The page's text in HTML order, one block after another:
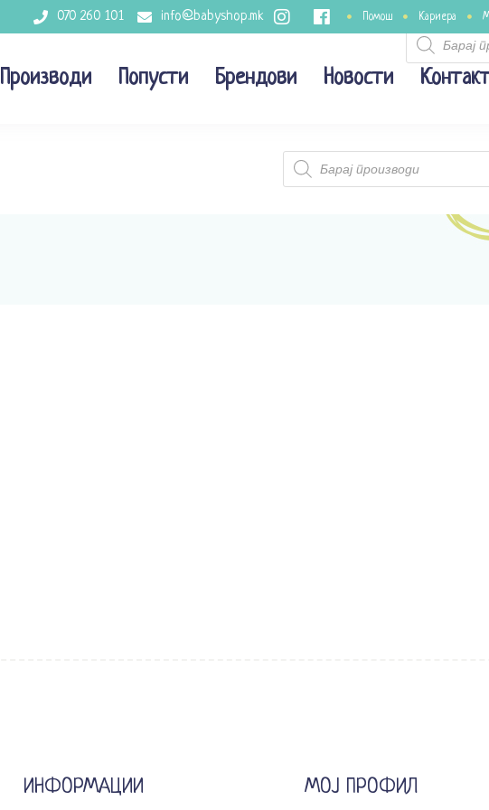
070 260 101 info@babyshop.mk Помош Кариера
Производи Попусти Брендови Новости
Products
search
Products
search
ИНФОРМАЦИИ МОЈ ПРОФИЛ